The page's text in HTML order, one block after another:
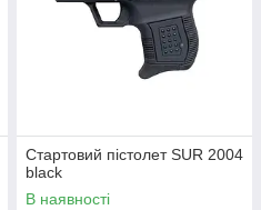
Стартовий пістолет SUR 2004
black
В наявності